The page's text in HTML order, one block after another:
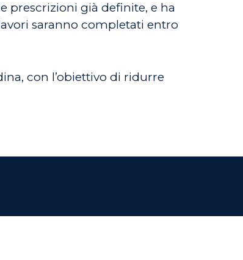
prescrizioni già definite, e ha
saranno completati entro
con l’obiettivo di ridurre